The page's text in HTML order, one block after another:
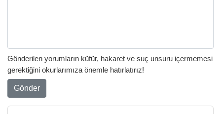
Gönderilen yorumların küfür, hakaret ve suç unsuru içermemesi
gerektiğini okurlarımıza önemle hatırlatırız!
Gönder